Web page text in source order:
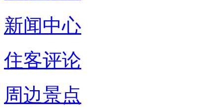
新闻中心
住客评论
周边景点